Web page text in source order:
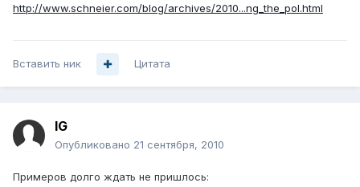
http://www.schneier.com/blog/archives/2010...ng_the_pol.html
Вставить ник Цитата
IG
Опубликовано 21 сентября, 2010
Примеров долго ждать не пришлось: